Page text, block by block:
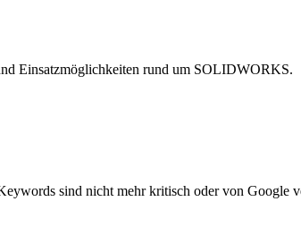
Einsatzmöglichkeiten rund um SOLIDWORKS.
sind nicht mehr kritisch oder von Google